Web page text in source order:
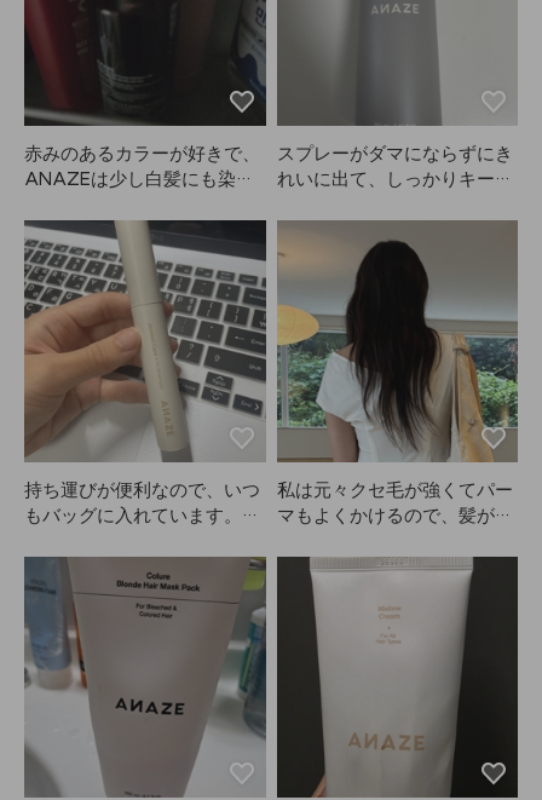
赤みのあるカラーが好きで、
ANAZEは少し白髪にも染ま
スプレーがダマにならずにき
れいに出て、しっかりキープ
優秀です。
持ち運びが便利なので、いつ
もバッグに入れています。が
すが、しっかりキープしてく
れます。私はガチガチに固ま
るのはあまり好きじゃないの
で、ANAZEにとても満足し
ています。
私は元々クセ毛が強くてパー
マもよくかけるので、髪がか
す。でもANAZEをつけてか
ら乾かすのと、何もつけずに
乾かすのでは全然違います。
ヘアミルクをたっぷり使って
も広がる髪なのに、これを塗
って乾かして、さらにオイル
で仕上げるとこのまとまり
感…！もうANAZEがないと